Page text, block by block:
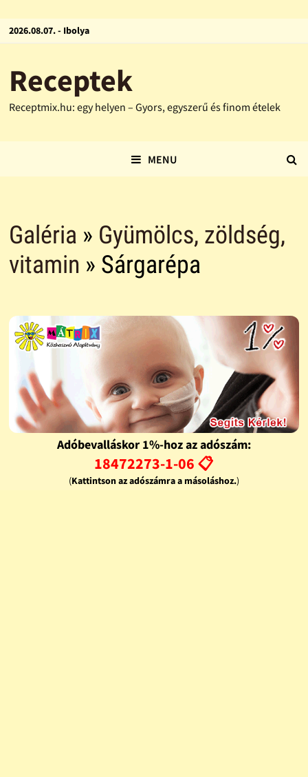
2026.08.07. - Ibolya
Receptek
Receptmix.hu: egy helyen – Gyors, egyszerű és finom ételek
MENU
Galéria » Gyümölcs, zöldség,
vitamin » Sárgarépa
Adóbevalláskor 1%-hoz az adószám:
18472273-1-06 📋
(Kattintson az adószámra a másoláshoz.)